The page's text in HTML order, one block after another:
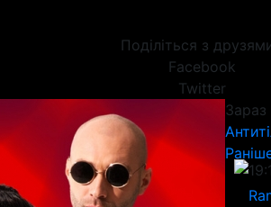
Поділіться з
Facebook
Twitter
Зараз